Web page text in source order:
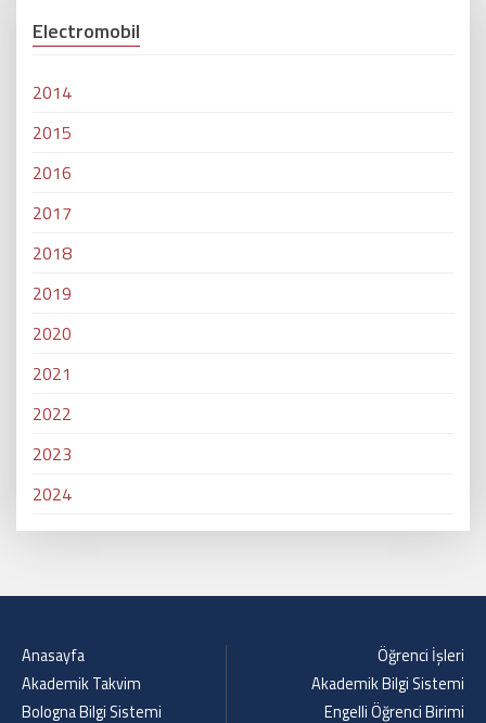
Electromobil
2014
2015
2016
2017
2018
2019
2020
2021
2022
2023
2024
Anasayfa
Akademik Takvim
Bologna Bilgi Sistemi
Öğrenci İşleri
Akademik Bilgi Sistemi
Engelli Öğrenci Birimi